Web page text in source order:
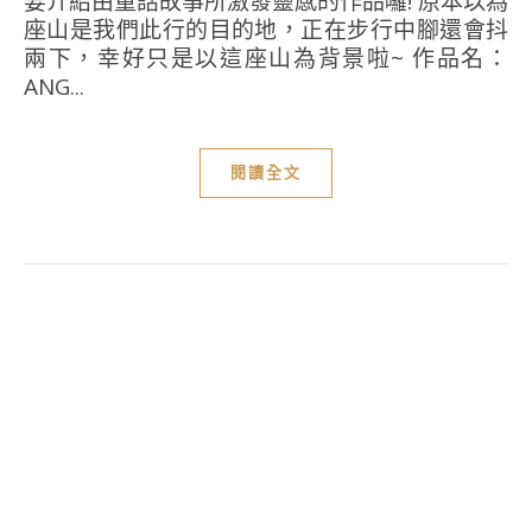
座山是我們此行的目的地，正在步行中腳還會抖
兩下，幸好只是以這座山為背景啦~ 作品名：
ANG...
閱讀全文